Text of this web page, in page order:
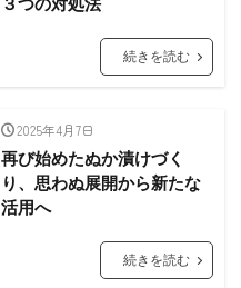
続きを読む
2025年4月7日
再び始めたぬか漬けづく
り、思わぬ展開から新たな
活用へ
続きを読む